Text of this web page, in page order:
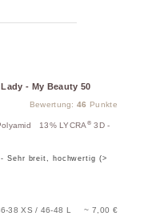
- My Beauty 50
Bewertung:46 Punkte
13% LYCRA ® 3D -
Sehr breit, hochwertig (>
38 XS / 46-48 L ~ 7,00 €